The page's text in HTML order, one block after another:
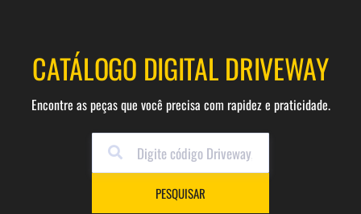
CATÁLOGO DIGITAL DRIVEWAY
Encontre as peças que você precisa com rapidez e praticidade.
PESQUISAR